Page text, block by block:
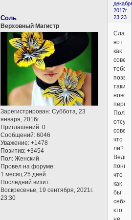
2017г.
23:23
Соль
Верховный Магистр
Зарегистрирован: Суббота, 23
января, 2016г.
Приглашений: 0
Сообщений: 6046
Уважение: +1478
Позитив: +3454
Пол: Женский
Провел на форуме:
1 месяц 25 дней
Последний визит:
Воскресенье, 19 сентября, 2021г.
23:30
Слава,
вот
как
тебе
такие
что
ли?
Ведь
что
как
бы
себя
кто